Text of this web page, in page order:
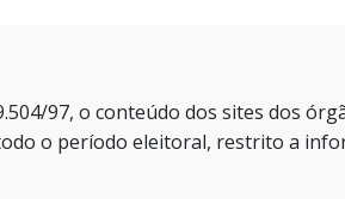
97, o conteúdo dos sites dos
o período eleitoral, restrito a